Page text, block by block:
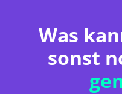
Was
sonst